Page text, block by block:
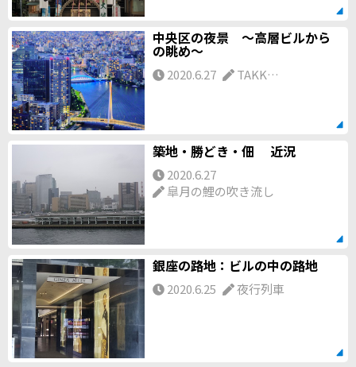
中央区の夜景 〜高層ビルから
の眺め〜
2020.6.27 TAKK…
築地・勝どき・佃 近況
2020.6.27
皐月の鯉の吹き流し
銀座の路地：ビルの中の路地
2020.6.25 夜行列車